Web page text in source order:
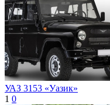
УАЗ 3153 «Уазик»
1 0